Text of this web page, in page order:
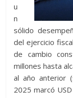
u
n
sólido
del ejercicio
de cambio
millones hasta
al año anterior
2025 marcó